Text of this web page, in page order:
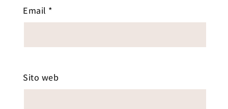
Email *
Sito web